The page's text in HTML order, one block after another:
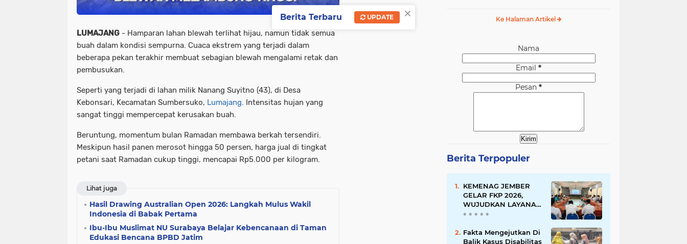
LUMAJANG - Hamparan lahan blewah terlihat hijau, namun tidak semua
buah dalam kondisi sempurna. Cuaca ekstrem yang terjadi dalam
beberapa pekan terakhir membuat sebagian blewah mengalami retak dan
pembusukan.
Seperti yang terjadi di lahan milik Nanang Suyitno (43), di Desa
Kebonsari, Kecamatan Sumbersuko, Lumajang. Intensitas hujan yang
sangat tinggi mempercepat kerusakan buah.
Beruntung, momentum bulan Ramadan membawa berkah tersendiri.
Meskipun hasil panen merosot hingga 50 persen, harga jual di tingkat
petani saat Ramadan cukup tinggi, mencapai Rp5.000 per kilogram.
Lihat juga
Hasil Drawing Australian Open 2026: Langkah Mulus Wakil
Indonesia di Babak Pertama
Ibu-Ibu Muslimat NU Surabaya Belajar Kebencanaan di Taman
Edukasi Bencana BPBD Jatim
Ke Halaman Artikel
Nama
Email *
Pesan *
Berita Terpopuler
KEMENAG JEMBER
GELAR FKP 2026,
WUJUDKAN LAYANAN
BERSINAR DAN
Fakta Mengejutkan Di
Balik Kasus Disabilitas
×
Berita Terbaru UPDATE